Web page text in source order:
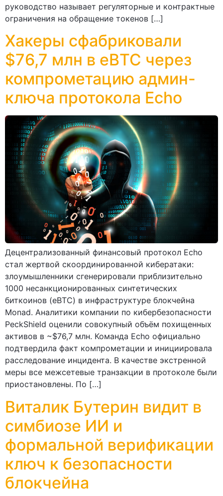
руководство называет регуляторные и контрактные
ограничения на обращение токенов […]
Хакеры сфабриковали
$76,7 млн в eBTC через
компрометацию админ-
ключа протокола Echo
Децентрализованный финансовый протокол Echo
стал жертвой скоординированной кибератаки:
злоумышленники сгенерировали приблизительно
1000 несанкционированных синтетических
биткоинов (eBTC) в инфраструктуре блокчейна
Monad. Аналитики компании по кибербезопасности
PeckShield оценили совокупный объём похищенных
активов в ~$76,7 млн. Команда Echo официально
подтвердила факт компрометации и инициировала
расследование инцидента. В качестве экстренной
меры все межсетевые транзакции в протоколе были
приостановлены. По […]
Виталик Бутерин видит в
симбиозе ИИ и
формальной верификации
ключ к безопасности
блокчейна